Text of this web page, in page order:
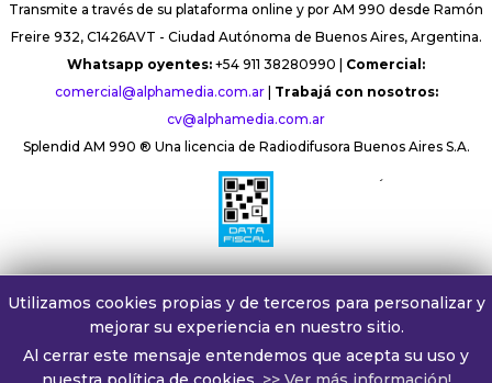
Transmite a través de su plataforma online y por AM 990 desde Ramón
Freire 932, C1426AVT - Ciudad Autónoma de Buenos Aires, Argentina.
Whatsapp oyentes: +54 911 38280990 | Comercial:
comercial@alphamedia.com.ar| Trabajá con nosotros:
cv@alphamedia.com.ar
Splendid AM 990 ® Una licencia de Radiodifusora Buenos Aires S.A.
´
Utilizamos cookies propias y de terceros para personalizar y
mejorar su experiencia en nuestro sitio.
Al cerrar este mensaje entendemos que acepta su uso y